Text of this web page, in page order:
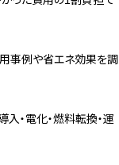
事例や省エネ効果を調
・電化・燃料転換・運